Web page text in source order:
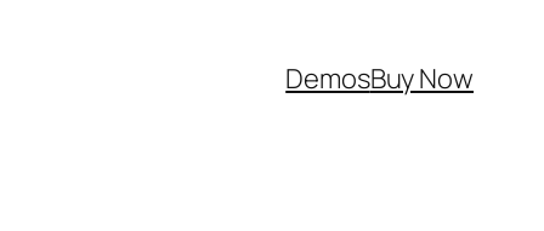
DemosBuy Now